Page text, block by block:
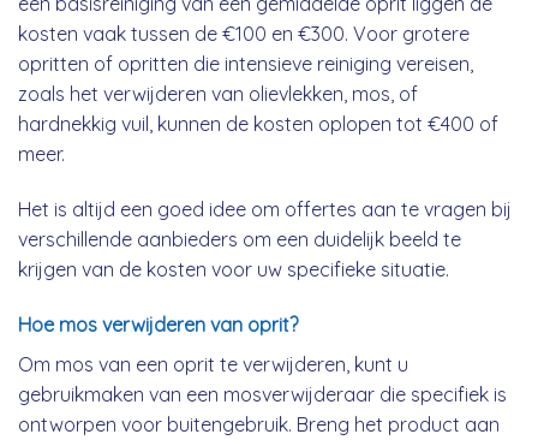
kosten vaak tussen de €100 en €300. Voor grotere
opritten of opritten die intensieve reiniging vereisen,
zoals het verwijderen van olievlekken, mos, of
hardnekkig vuil, kunnen de kosten oplopen tot €400 of
meer.
Het is altijd een goed idee om offertes aan te vragen bij
verschillende aanbieders om een duidelijk beeld te
krijgen van de kosten voor uw specifieke situatie.
Hoe mos verwijderen van oprit?
Om mos van een oprit te verwijderen, kunt u
gebruikmaken van een mosverwijderaar die specifiek is
ontworpen voor buitengebruik. Breng het product aan